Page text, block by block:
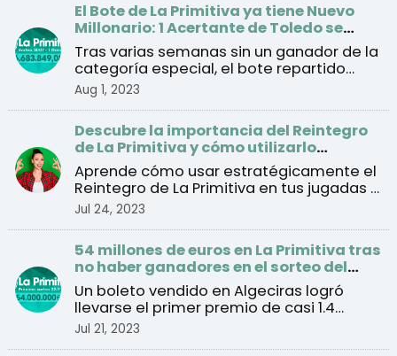
El Bote de La Primitiva ya tiene Nuevo
Millonario: 1 Acertante de Toledo se
lleva el Premio de 57 Millones
Tras varias semanas sin un ganador de la
categoría especial, el bote repartido
este lunes se con ...
Aug 1, 2023
Descubre la importancia del Reintegro
de La Primitiva y cómo utilizarlo
estratégicamente
Aprende cómo usar estratégicamente el
Reintegro de La Primitiva en tus jugadas y
mejorar tus cha ...
Jul 24, 2023
54 millones de euros en La Primitiva tras
no haber ganadores en el sorteo del
jueves
Un boleto vendido en Algeciras logró
llevarse el primer premio de casi 1.4
millones de euros tra ...
Jul 21, 2023